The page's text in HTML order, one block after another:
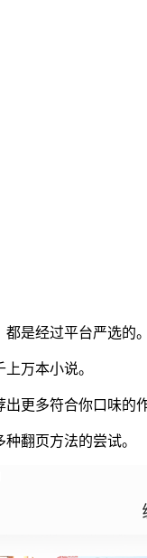
都是经过平台严选的
万本小说。
出更多符合你口味的
翻页方法的尝试。